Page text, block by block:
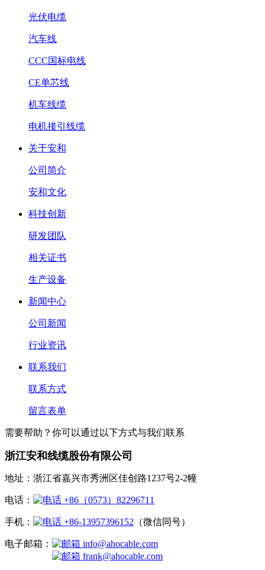
光伏电缆
汽车线
CCC国标电线
CE单芯线
机车线缆
电机接引线缆
关于安和
公司简介
安和文化
科技创新
研发团队
相关证书
生产设备
新闻中心
公司新闻
行业资讯
联系我们
联系方式
留言表单
需要帮助？你可以通过以下方式与我们联系
浙江安和线缆股份有限公司
地址：浙江省嘉兴市秀洲区佳创路1237号2-2幢
电话： +86（0573）82296711
手机： +86-13957396152 （微信同号）
电子邮箱：
info@ahocable.com
frank@ahocable.com